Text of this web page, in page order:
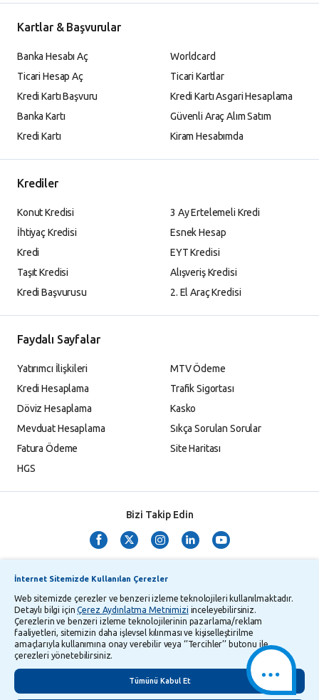
Kartlar & Başvurular
Banka Hesabı Aç
Ticari Hesap Aç
Kredi Kartı Başvuru
Banka Kartı
Kredi Kartı
Worldcard
Ticari Kartlar
Kredi Kartı Asgari Hesaplama
Güvenli Araç Alım Satım
Kiram Hesabımda
Krediler
Konut Kredisi
İhtiyaç Kredisi
Kredi
Taşıt Kredisi
Kredi Başvurusu
3 Ay Ertelemeli Kredi
Esnek Hesap
EYT Kredisi
Alışveriş Kredisi
2. El Araç Kredisi
Faydalı Sayfalar
Yatırımcı İlişkileri
Kredi Hesaplama
Döviz Hesaplama
Mevduat Hesaplama
Fatura Ödeme
HGS
MTV Ödeme
Trafik Sigortası
Kasko
Sıkça Sorulan Sorular
Site Haritası
Bizi Takip Edin
TMSF ve YTM Zaman Aşımı Listesi Bilgi Toplumu Hizmetleri
Kişisel Verilerin Korunması Gizlilik Politikası Çerez Aydınlatma Metni
İletişim English
İnternet Sitemizde Kullanılan Çerezler
Web sitemizde çerezler ve benzeri izleme teknolojileri kullanılmaktadır.
Detaylı bilgi içinÇerez Aydınlatma Metnimizi inceleyebilirsiniz.
Çerezlerin ve benzeri izleme teknolojilerinin pazarlama/reklam
faaliyetleri, sitemizin daha işlevsel kılınması ve kişiselleştirilme
amaçlarıyla kullanımına onay verebilir veya ‘’Tercihler’’ butonu ile
çerezleri yönetebilirsiniz.
Tümünü Kabul Et